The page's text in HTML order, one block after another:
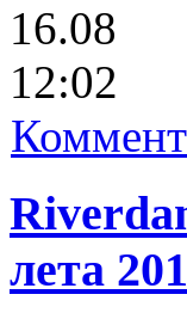
16.08
12:02
лета